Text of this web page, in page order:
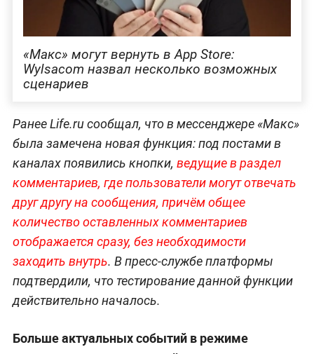
«Макс» могут вернуть в App Store:
Wylsacom назвал несколько возможных
сценариев
Ранее Life.ru сообщал, что в мессенджере «Макс»
была замечена новая функция: под постами в
каналах появились кнопки, ведущие в раздел
комментариев, где пользователи могут отвечать
друг другу на сообщения, причём общее
количество оставленных комментариев
отображается сразу, без необходимости
заходить внутрь. В пресс-службе платформы
подтвердили, что тестирование данной функции
действительно началось.
Больше актуальных событий в режиме